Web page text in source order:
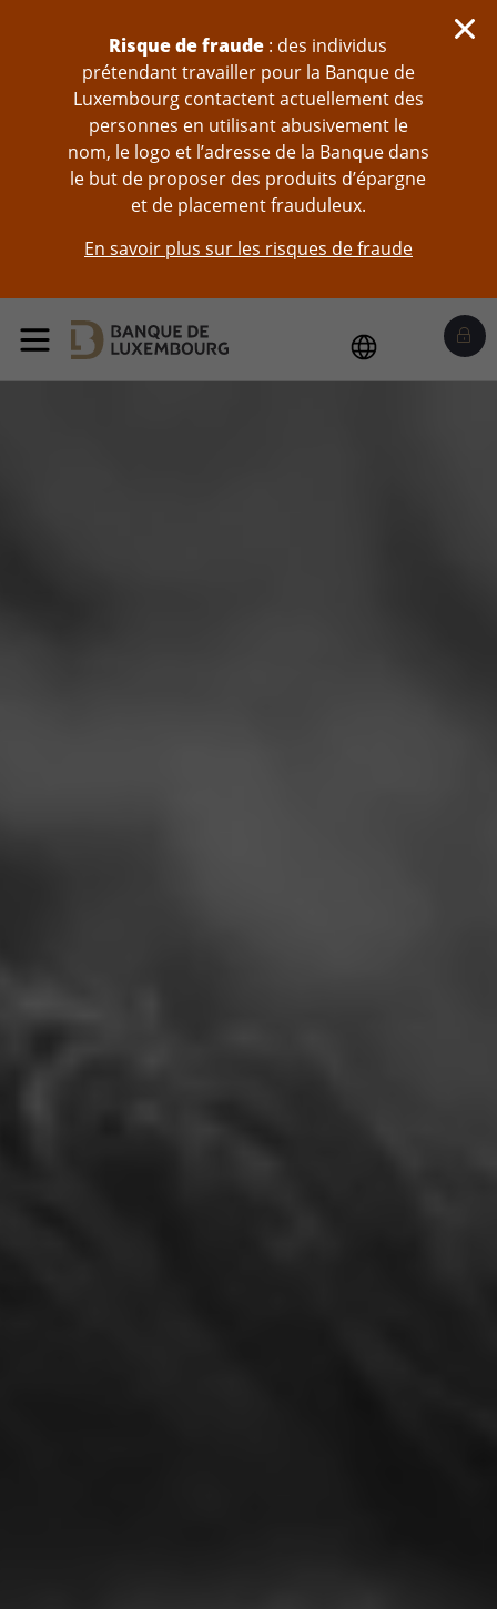
Risque de fraude : des individus
prétendant travailler pour la Banque de
Luxembourg contactent actuellement des
personnes en utilisant abusivement le
nom, le logo et l’adresse de la Banque dans
le but de proposer des produits d’épargne
et de placement frauduleux.
En savoir plus sur les risques de fraude